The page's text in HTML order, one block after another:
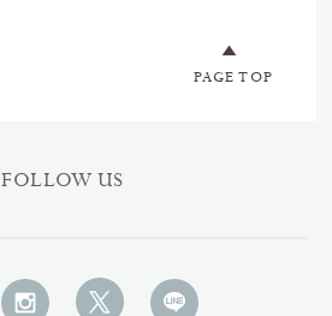
PAGE TOP
FOLLOW US